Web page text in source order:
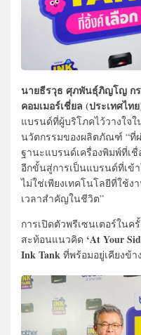
นายธีรวุธ ศุภพันธุ์ภิญโญ กร
คอมเมอร์เชี่ยล (ประเทศไท
แบรนด์ที่ผู้บริโภคไว้วางใ
นวัตกรรมของผลิตภัณฑ์ “ที่
ฐานะแบรนด์เครื่องพิมพ์ที่เ
อีกขั้นสู่การเป็นแบรนด์ที่เข้
ไม่ใช่เพียงเทคโนโลยีที่ใช้
เวลาสำคัญในชีวิต”
การเปิดตัวพรีเซนเตอร์ใน
สะท้อนแนวคิด ‘At Your
Ink Tank ที่พร้อมอยู่เคียงข้